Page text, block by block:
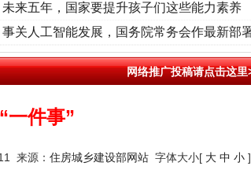
初心使命 奋进复兴征程丨红船起航处 潮起..·[视频]一首歌的
未来五年，国家要提升孩子们这些能力素养
事关人工智能发展，国务院常务会作最新部
网络推广投稿请点击这里
一件事”
来源： 住房城乡建设部网站 字体大小[ 大 中 小 ]